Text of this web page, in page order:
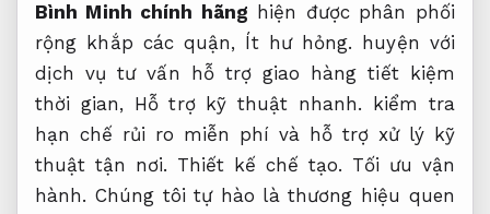
Bình Minh chính hãng hiện được phân phối
rộng khắp các quận, Ít hư hỏng. huyện với
dịch vụ tư vấn hỗ trợ giao hàng tiết kiệm
thời gian, Hỗ trợ kỹ thuật nhanh. kiểm tra
hạn chế rủi ro miễn phí và hỗ trợ xử lý kỹ
thuật tận nơi. Thiết kế chế tạo. Tối ưu vận
hành. Chúng tôi tự hào là thương hiệu quen